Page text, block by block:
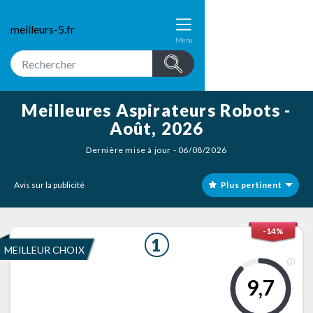
meilleurs-5.fr
Menu
Avis sur la publicité
Meilleures Aspirateurs Robots -
Août, 2026
Dernière mise à jour - 06/08/2026
Plus pertinent
1
MEILLEUR CHOIX
-14%
9,7